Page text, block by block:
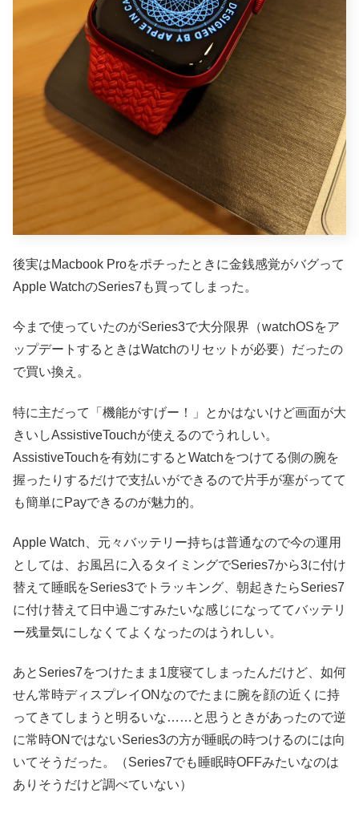
後実はMacbook Proをポチったときに金銭感覚がバグって
Apple WatchのSeries7も買ってしまった。
今まで使っていたのがSeries3で大分限界（watchOSをア
ップデートするときはWatchのリセットが必要）だったの
で買い換え。
特に主だって「機能がすげー！」とかはないけど画面が大
きいしAssistiveTouchが使えるのでうれしい。
AssistiveTouchを有効にするとWatchをつけてる側の腕を
握ったりするだけで支払いができるので片手が塞がってて
も簡単にPayできるのが魅力的。
Apple Watch、元々バッテリー持ちは普通なので今の運用
としては、お風呂に入るタイミングでSeries7から3に付け
替えて睡眠をSeries3でトラッキング、朝起きたらSeries7
に付け替えて日中過ごすみたいな感じになっててバッテリ
ー残量気にしなくてよくなったのはうれしい。
あとSeries7をつけたまま1度寝てしまったんだけど、如何
せん常時ディスプレイONなのでたまに腕を顔の近くに持
ってきてしまうと明るいな……と思うときがあったので逆
に常時ONではないSeries3の方が睡眠の時つけるのには向
いてそうだった。（Series7でも睡眠時OFFみたいなのは
ありそうだけど調べていない）